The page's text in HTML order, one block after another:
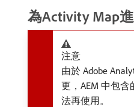
為Activity Map
注意
由於 Adobe
更，AEM 中包含
法再使用。